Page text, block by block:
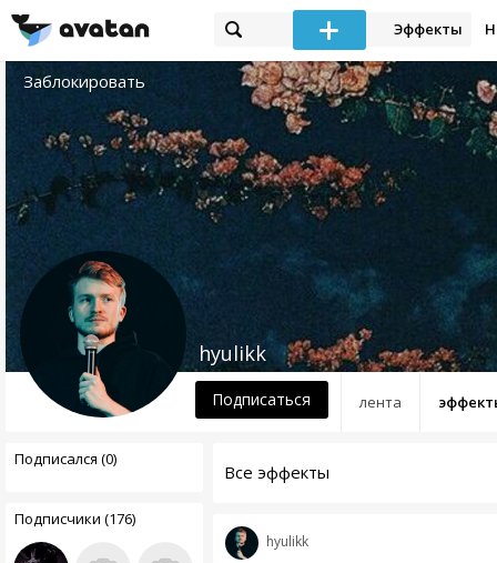
Эффекты
Заблокировать
лента
hyulikk
Подписаться
Подписался (0)
Подписчики (176)
Все эффекты
hyulikk